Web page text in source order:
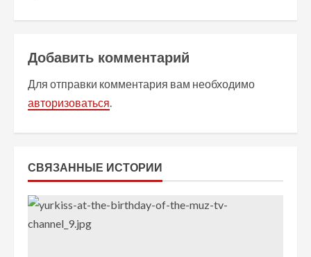
л
и
т
ь
ч
т
е
Добавить комментарий
Для отправки комментария вам необходимо
авторизоваться.
СВЯЗАННЫЕ ИСТОРИИ